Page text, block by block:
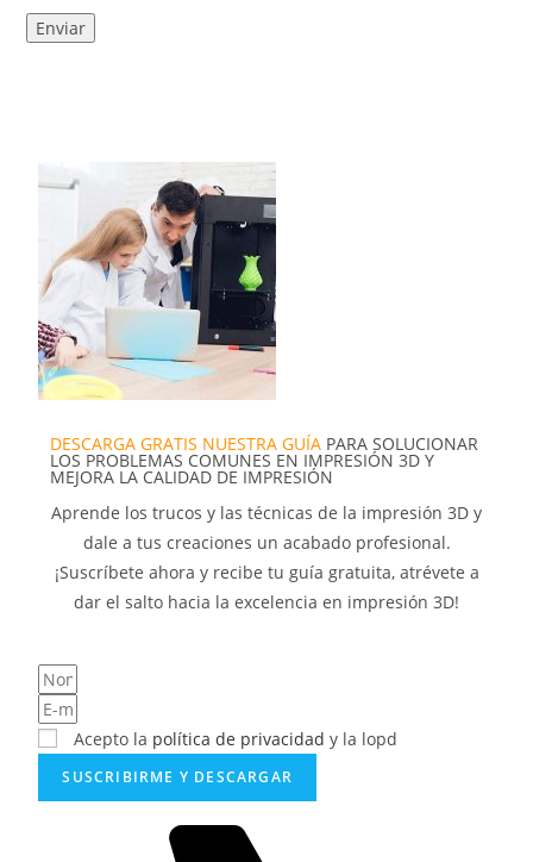
DESCARGA GRATIS NUESTRA GUÍA PARA SOLUCIONAR
LOS PROBLEMAS COMUNES EN IMPRESIÓN 3D Y
MEJORA LA CALIDAD DE IMPRESIÓN
Aprende los trucos y las técnicas de la impresión 3D y
dale a tus creaciones un acabado profesional.
¡Suscríbete ahora y recibe tu guía gratuita, atrévete a
dar el salto hacia la excelencia en impresión 3D!
Acepto la política de privacidad y la lopd
SUSCRIBIRME Y DESCARGAR